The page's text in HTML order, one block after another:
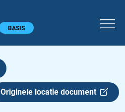
BASIS
Originele locatie document